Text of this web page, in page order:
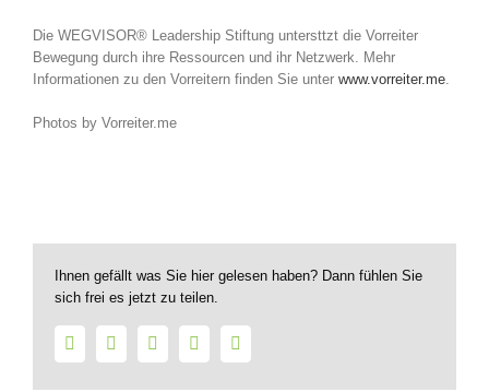
Die WEGVISOR® Leadership Stiftung untersttzt die Vorreiter
Bewegung durch ihre Ressourcen und ihr Netzwerk. Mehr
Informationen zu den Vorreitern finden Sie unter www.vorreiter.me.
Photos by Vorreiter.me
Ihnen gefällt was Sie hier gelesen haben? Dann fühlen Sie
sich frei es jetzt zu teilen.
FacebookTwitter LinkedInWhatsApp
Mail